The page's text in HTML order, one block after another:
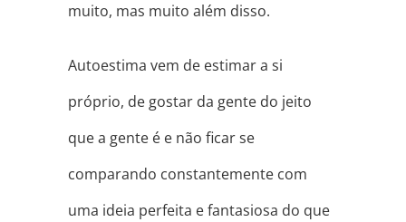
muito, mas muito além disso.
Autoestima vem de estimar a si
próprio, de gostar da gente do jeito
que a gente é e não ficar se
comparando constantemente com
uma ideia perfeita e fantasiosa do que